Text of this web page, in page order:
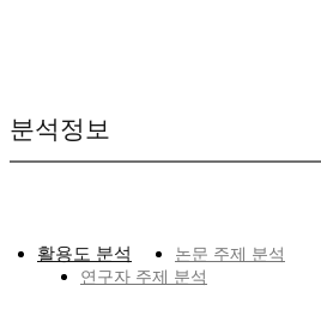
분석정보
활용도 분석
논문 주제 분석
연구자 주제 분석